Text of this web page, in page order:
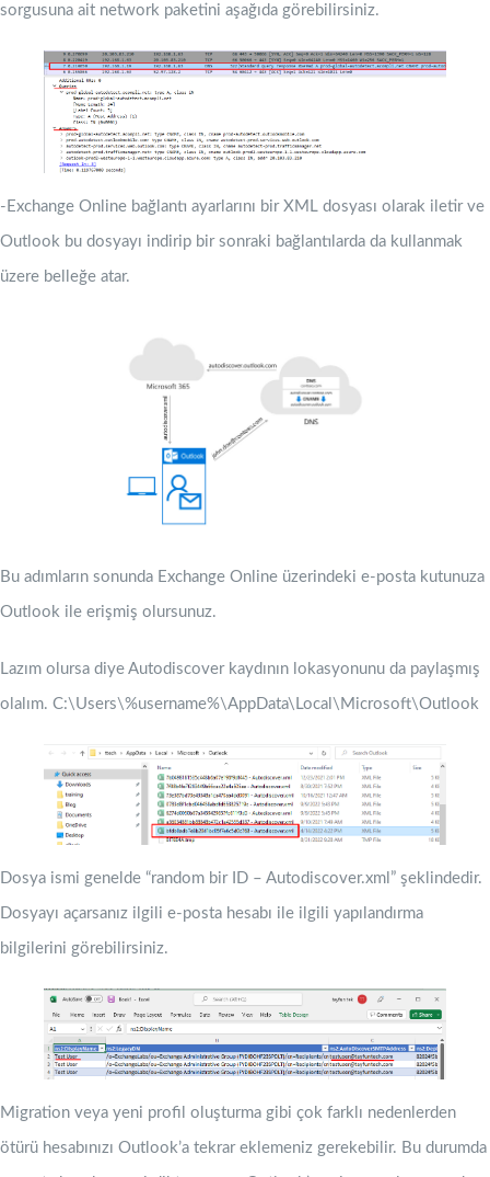
sorgusuna ait network paketini aşağıda görebilirsiniz.
-Exchange Online bağlantı ayarlarını bir XML dosyası olarak iletir ve
Outlook bu dosyayı indirip bir sonraki bağlantılarda da kullanmak
üzere belleğe atar.
Bu adımların sonunda Exchange Online üzerindeki e-posta kutunuza
Outlook ile erişmiş olursunuz.
Lazım olursa diye Autodiscover kaydının lokasyonunu da paylaşmış
olalım. C:\Users\%username%\AppData\Local\Microsoft\Outlook
Dosya ismi genelde “random bir ID – Autodiscover.xml” şeklindedir.
Dosyayı açarsanız ilgili e-posta hesabı ile ilgili yapılandırma
bilgilerini görebilirsiniz.
Migration veya yeni profil oluşturma gibi çok farklı nedenlerden
ötürü hesabınızı Outlook’a tekrar eklemeniz gerekebilir. Bu durumda